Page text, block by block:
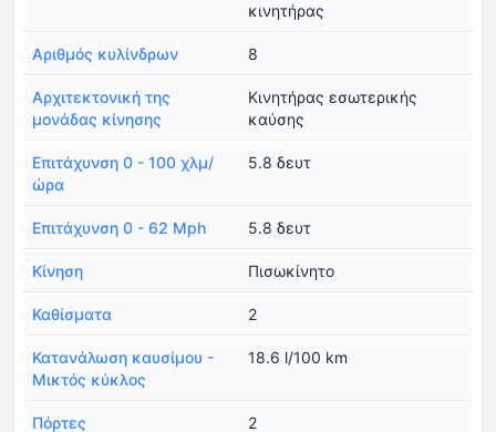
κινητήρας
Αριθμός κυλίνδρων 8
Αρχιτεκτονική της
μονάδας κίνησης
Κινητήρας εσωτερικής
καύσης
Επιτάχυνση 0 - 100 χλμ/
ώρα
5.8 δευτ
Επιτάχυνση 0 - 62 Mph 5.8 δευτ
Κίνηση Πισωκίνητο
Καθίσματα 2
Κατανάλωση καυσίμου -
Μικτός κύκλος
18.6 l/100 km
Πόρτες 2